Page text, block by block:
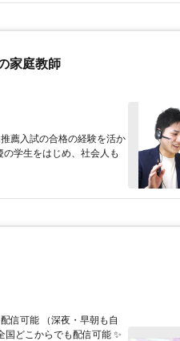
家庭教師
薦入試の合格の経験を活か
学生をはじめ、社会人も
信可能 （深夜・早朝も自
どこからでも配信可能 ✨